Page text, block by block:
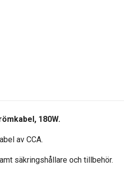
180W.
av CCA.
säkringshållare och tillbehör.